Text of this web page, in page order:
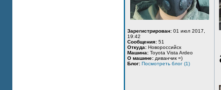
Зарегистрирован: 01 июл 2017,
19:42
Сообщения: 51
Откуда: Новороссийск
Машина: Toyota Vista Ardeo
О машине: диванчик =)
Блог: Посмотреть блог (1)